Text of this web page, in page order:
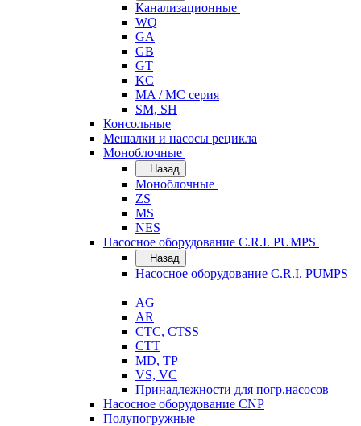
Канализационные
WQ
GA
GB
GT
KC
MA / MC серия
SM, SH
Консольные
Мешалки и насосы рецикла
Моноблочные
Назад
Моноблочные
ZS
MS
NES
Насосное оборудование C.R.I. PUMPS
Назад
Насосное оборудование C.R.I. PUMPS
AG
AR
CTC, CTSS
CTT
MD, TP
VS, VC
Принадлежности для погр.насосов
Насосное оборудование CNP
Полупогружные